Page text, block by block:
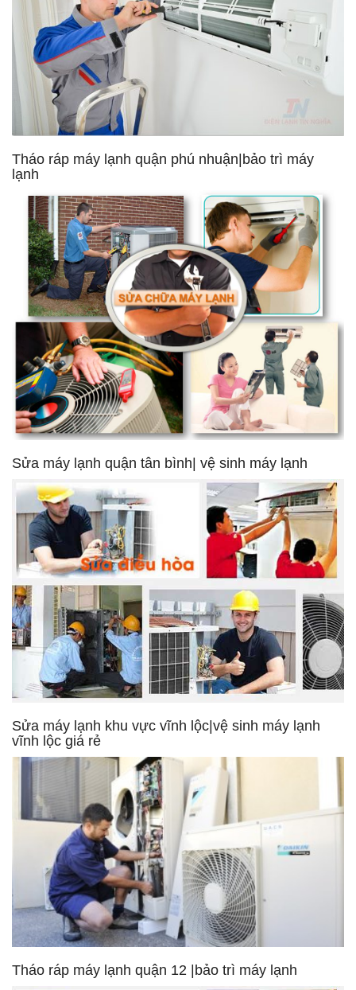
Tháo ráp máy lạnh quận phú nhuận|bảo trì máy
lạnh
Sửa máy lạnh quận tân bình| vệ sinh máy lạnh
Sửa máy lạnh khu vực vĩnh lộc|vệ sinh máy lạnh
vĩnh lộc giá rẻ
Tháo ráp máy lạnh quận 12 |bảo trì máy lạnh